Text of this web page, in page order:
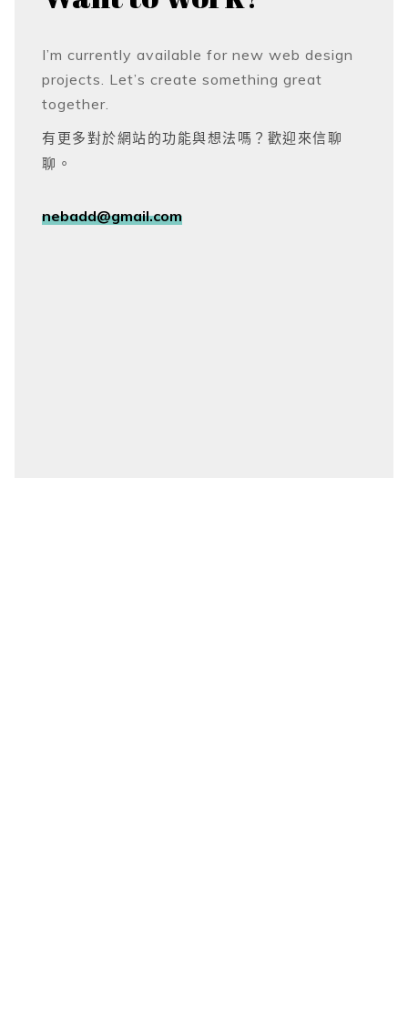
I’m currently available for new web design
projects. Let’s create something great
together.
有更多對於網站的功能與想法嗎？歡迎來信聊
聊。
nebadd@gmail.com